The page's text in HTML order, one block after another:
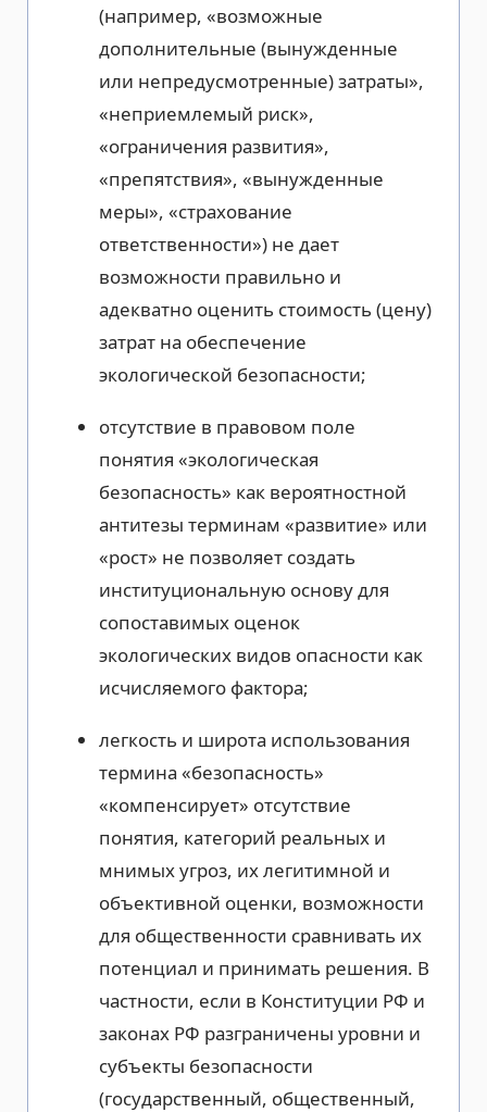
(например, «возможные
дополнительные (вынужденные
или непредусмотренные) затраты»,
«неприемлемый риск»,
«ограничения развития»,
«препятствия», «вынужденные
меры», «страхование
ответственности») не дает
возможности правильно и
адекватно оценить стоимость (цену)
затрат на обеспечение
экологической безопасности;
отсутствие в правовом поле
понятия «экологическая
безопасность» как вероятностной
антитезы терминам «развитие» или
«рост» не позволяет создать
институциональную основу для
сопоставимых оценок
экологических видов опасности как
исчисляемого фактора;
легкость и широта использования
термина «безопасность»
«компенсирует» отсутствие
понятия, категорий реальных и
мнимых угроз, их легитимной и
объективной оценки, возможности
для общественности сравнивать их
потенциал и принимать решения. В
частности, если в Конституции РФ и
законах РФ разграничены уровни и
субъекты безопасности
(государственный, общественный,